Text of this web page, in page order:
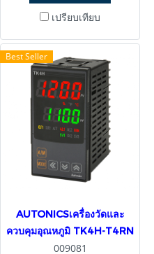
เปรียบเทียบ
Best Seller
AUTONICSเครื่องวัดและ
ควบคุมอุณหภูมิ TK4H-T4RN
009081